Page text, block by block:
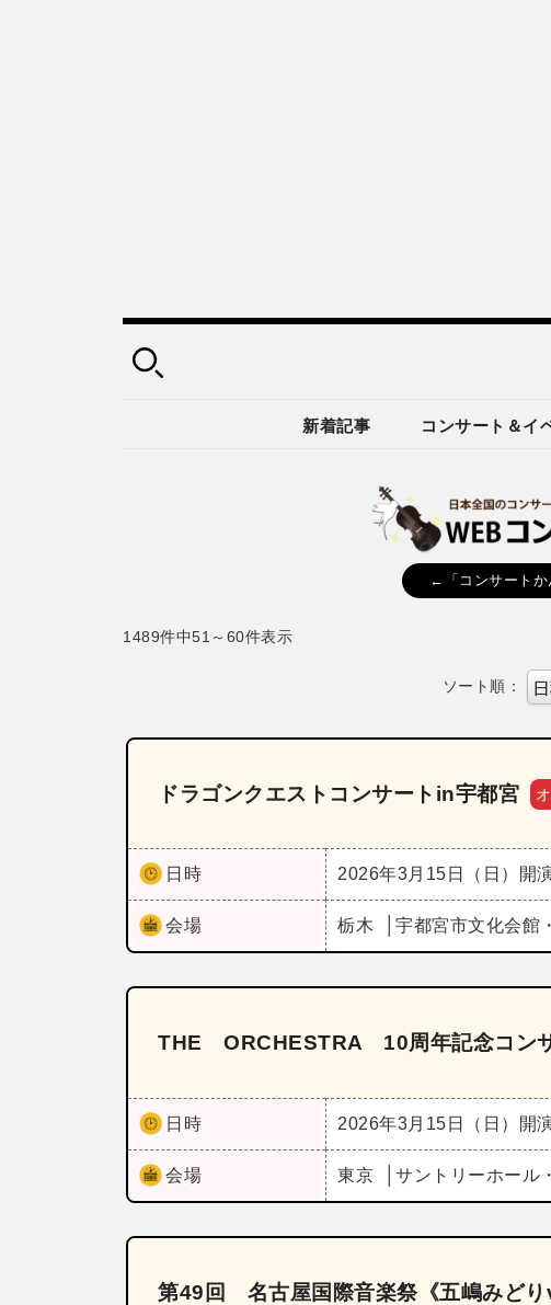
新着記事 コンサート＆イ
←「コンサートか
1489件中51～60件表示
ソート順：
ドラゴンクエストコンサートin宇都宮
日時 2026年3月15日（日） 開
会場 栃木 宇都宮市文化会館
THE ORCHESTRA 10周年記念コ
日時 2026年3月15日（日） 開
会場 東京 サントリーホール
第49回 名古屋国際音楽祭《五嶋みど